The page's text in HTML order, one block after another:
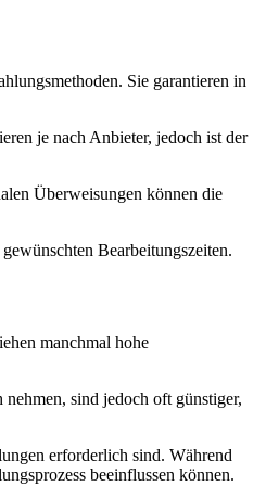
Sie garantieren in
je nach Anbieter, jedoch ist der
Überweisungen können die
Bearbeitungszeiten.
manchmal hohe
sind jedoch oft günstiger,
erforderlich sind. Während
beeinflussen können.